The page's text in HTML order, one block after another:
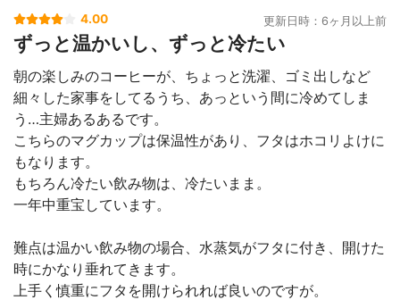
4.00 更新日時：6ヶ月以上前
ずっと温かいし、ずっと冷たい
朝の楽しみのコーヒーが、ちょっと洗濯、ゴミ出しなど
細々した家事をしてるうち、あっという間に冷めてしま
う…主婦あるあるです。
こちらのマグカップは保温性があり、フタはホコリよけに
もなります。
もちろん冷たい飲み物は、冷たいまま。
一年中重宝しています。
難点は温かい飲み物の場合、水蒸気がフタに付き、開けた
時にかなり垂れてきます。
上手く慎重にフタを開けられれば良いのですが。